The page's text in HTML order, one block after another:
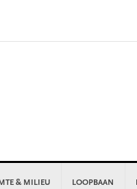
& MILIEU LOOPBAAN